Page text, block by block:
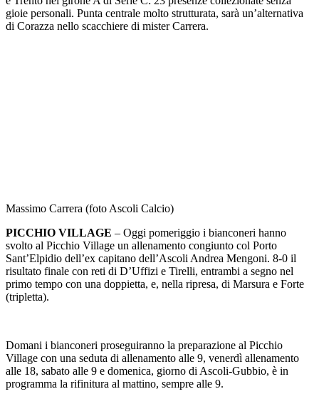
gioie personali. Punta centrale molto strutturata, sarà un’alternativa
di Corazza nello scacchiere di mister Carrera.
Massimo Carrera (foto Ascoli Calcio)
PICCHIO VILLAGE – Oggi pomeriggio i bianconeri hanno
svolto al Picchio Village un allenamento congiunto col Porto
Sant’Elpidio dell’ex capitano dell’Ascoli Andrea Mengoni. 8-0 il
risultato finale con reti di D’Uffizi e Tirelli, entrambi a segno nel
primo tempo con una doppietta, e, nella ripresa, di Marsura e Forte
(tripletta).
Domani i bianconeri proseguiranno la preparazione al Picchio
Village con una seduta di allenamento alle 9, venerdì allenamento
alle 18, sabato alle 9 e domenica, giorno di Ascoli-Gubbio, è in
programma la rifinitura al mattino, sempre alle 9.